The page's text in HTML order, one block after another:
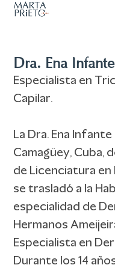
SkipAbrir
Cerrar
Dra. Ena
Especialista en
Capilar.
La Dra. Ena
Camagüey, Cuba,
de Licenciatura en
se trasladó a la
especialidad de
Hermanos
Especialista en
Durante los 14